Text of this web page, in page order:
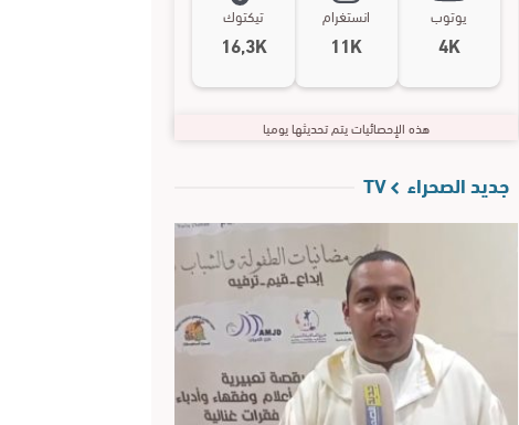
يوتوب
4K
انستغرام
11K
تيكتوك
16,3K
هذه الإحصائيات يتم تحديثها يوميا
جديد الصحراء TV